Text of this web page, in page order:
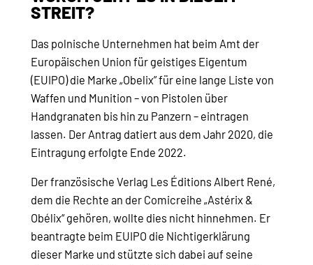
STREIT?
Das polnische Unternehmen hat beim Amt der
Europäischen Union für geistiges Eigentum
(EUIPO) die Marke „Obelix” für eine lange Liste von
Waffen und Munition – von Pistolen über
Handgranaten bis hin zu Panzern – eintragen
lassen. Der Antrag datiert aus dem Jahr 2020, die
Eintragung erfolgte Ende 2022.
Der französische Verlag Les Éditions Albert René,
dem die Rechte an der Comicreihe „Astérix &
Obélix“ gehören, wollte dies nicht hinnehmen. Er
beantragte beim EUIPO die Nichtigerklärung
dieser Marke und stützte sich dabei auf seine